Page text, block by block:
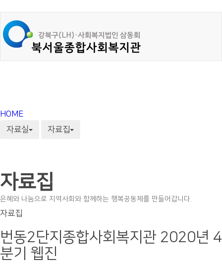
HOME
자료실
자료집
자료집
은혜와 나눔으로 지역사회와 함께하는 행복공동체를 만들어갑니다.
자료집
번동2단지종합사회복지관 2020년 4
분기 웹진